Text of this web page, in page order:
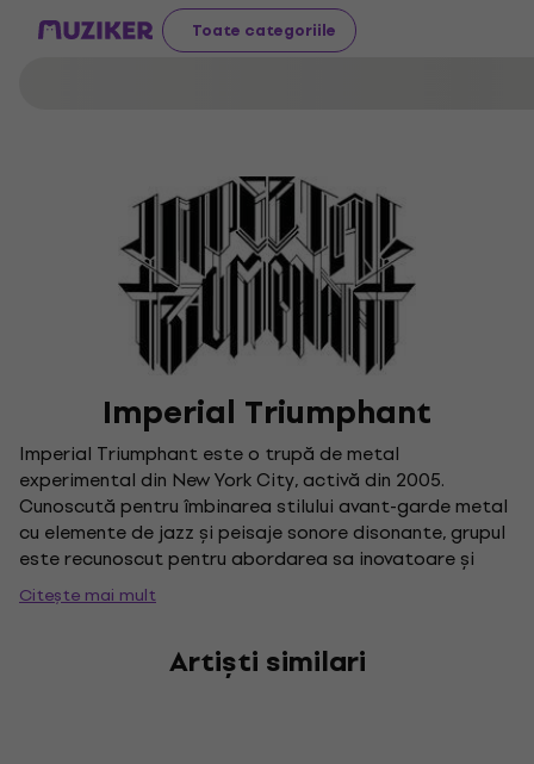
Toate categoriile
Imperial Triumphant
Imperial Triumphant este o trupă de metal
experimental din New York City, activă din 2005.
Cunoscută pentru îmbinarea stilului avant-garde metal
cu elemente de jazz și peisaje sonore disonante, grupul
este recunoscut pentru abordarea sa inovatoare și
temele vizuale izbitoare inspirate de viața urbană și
decadență.
Citește mai mult
Artiști similari